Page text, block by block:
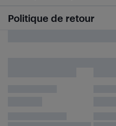
Politique de retour